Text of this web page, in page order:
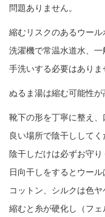
問題ありません。
縮むリスクのあるウー
洗濯機で常温水道水、
手洗いする必要はありま
ぬるま湯は縮む可能性
靴下の形を丁寧に整え
良い場所で陰干ししてく
陰干しだけは必ずお守り
日向干しをするとウール
コットン、シルクは色ヤ
縮むと糸が硬化し（フ